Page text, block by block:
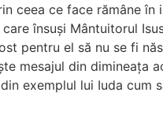
ceea ce face rămâne în
însuși Mântuitorul
pentru el să nu se fi
mesajul din dimineața
exemplul lui Iuda cum